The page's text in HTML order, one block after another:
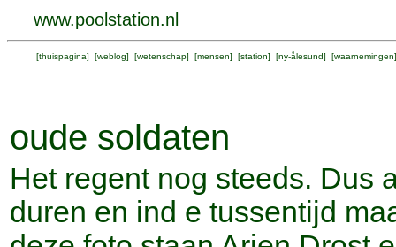
www.poolstation.nl
[thuispagina] [weblog] [wetenschap] [mensen] [station] [ny-ålesund] [waarnemingen
oude soldaten
Het regent nog steeds. Dus
duren en ind e tussentijd